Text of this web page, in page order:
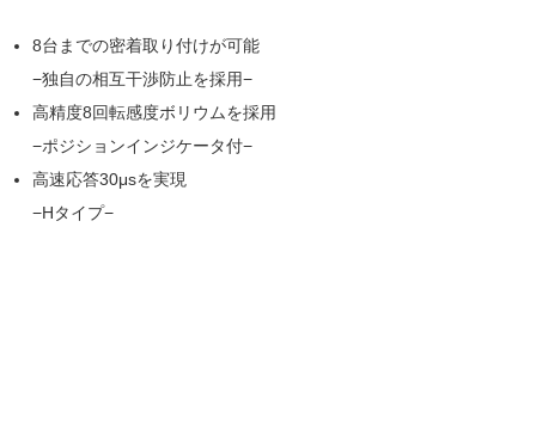
8台までの密着取り付けが可能
−独自の相互干渉防止を採用−
高精度8回転感度ボリウムを採用
−ポジションインジケータ付−
高速応答30μsを実現
−Hタイプ−